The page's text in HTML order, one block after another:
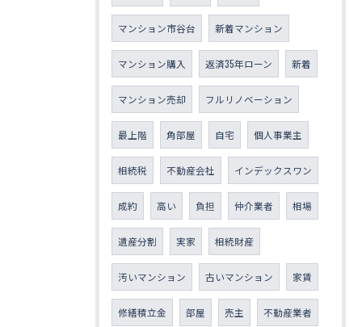
マンション市谷台 新着マンション
マンション購入 返済35年ローン 新着
マンション売却 フルリノベーション
最上階 角部屋 自宅 個人事業主
相続税 不動産会社 インデックスワン
成約 高い 負担 仲介業者 相場
遺産分割 実家 相続財産
汚いマンション 古いマンション 家賃
修繕積立金 部屋 売主 不動産業者